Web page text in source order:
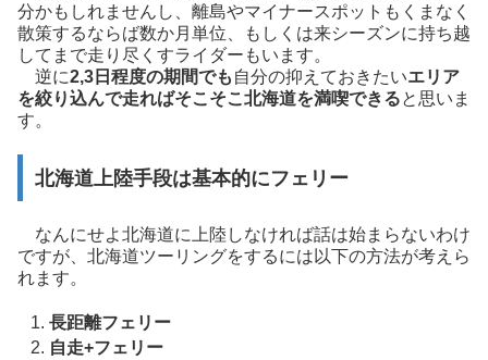
分かもしれませんし、離島やマイナースポットもくまなく
散策するならば数か月単位、もしくは来シーズンに持ち越
してまで走り尽くすライダーもいます。
逆に2,3日程度の期間でも 自分の抑えておきたいエリア
を絞り込んで走ればそこそこ北海道を満喫できると思いま
す。
北海道上陸手段は基本的にフェリー
なんにせよ北海道に上陸しなければ話は始まらないわけ
ですが、北海道ツーリングをするには以下の方法が考えら
れます。
長距離フェリー
自走+フェリー